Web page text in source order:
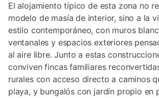
El alojamiento típico de esta zona no
modelo de masía de interior, sino a la
estilo contemporáneo, con muros
ventanales y espacios exteriores
al aire libre. Junto a estas
conviven fincas familiares
rurales con acceso directo a caminos
playa, y bungalós con jardín propio en